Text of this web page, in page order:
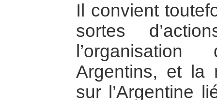
Il convient
sortes
Argentins, et la
sur l’Argentine